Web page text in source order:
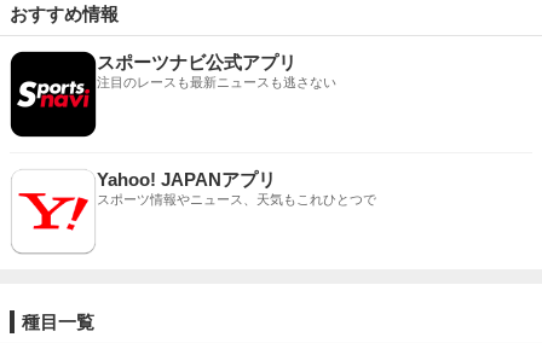
おすすめ情報
スポーツナビ公式アプリ
注目のレースも最新ニュースも逃さない
Yahoo! JAPANアプリ
スポーツ情報やニュース、天気もこれひとつで
種目一覧